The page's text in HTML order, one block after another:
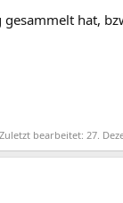
hat,
Zuletzt bearbeitet: 27.